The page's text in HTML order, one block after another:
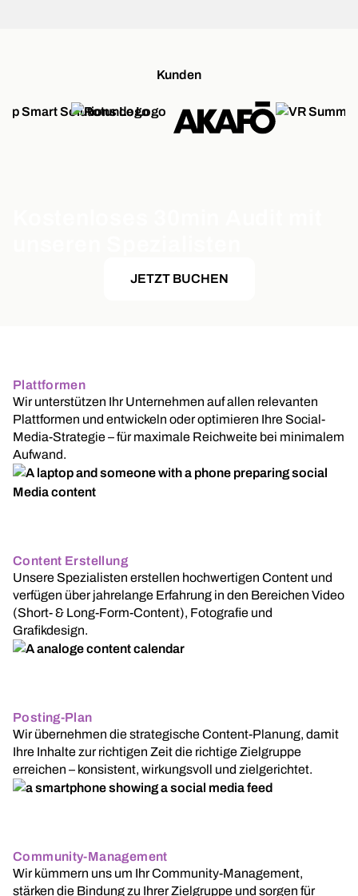
Kunden
JETZT BUCHEN
Plattformen
Wir unterstützen Ihr Unternehmen auf allen relevanten
Plattformen und entwickeln oder optimieren Ihre Social-
Media-Strategie – für maximale Reichweite bei minimalem
Aufwand.
Content Erstellung
Unsere Spezialisten erstellen hochwertigen Content und
verfügen über jahrelange Erfahrung in den Bereichen Video
(Short- & Long-Form-Content), Fotografie und
Grafikdesign.
Posting-Plan
Wir übernehmen die strategische Content-Planung, damit
Ihre Inhalte zur richtigen Zeit die richtige Zielgruppe
erreichen – konsistent, wirkungsvoll und zielgerichtet.
Community-Management
Wir kümmern uns um Ihr Community-Management,
stärken die Bindung zu Ihrer Zielgruppe und sorgen für